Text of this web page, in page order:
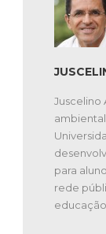
Juscelino
para
rede